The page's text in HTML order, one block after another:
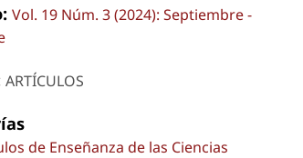
Vol. 19 Núm. 3 (2024): Septiembre -
ARTÍCULOS
de Enseñanza de las Ciencias